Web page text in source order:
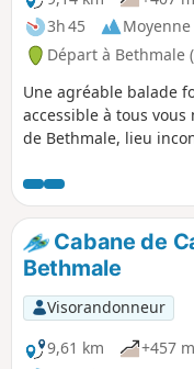
3h 45
Moyenne
Départ à Bethmale
Une agréable balade
accessible à tous vous
de Bethmale, lieu
problème de sentier
les avis, nous tenir au
Cabane de
Bethmale
Visorandonneur
9,61 km
+457 m